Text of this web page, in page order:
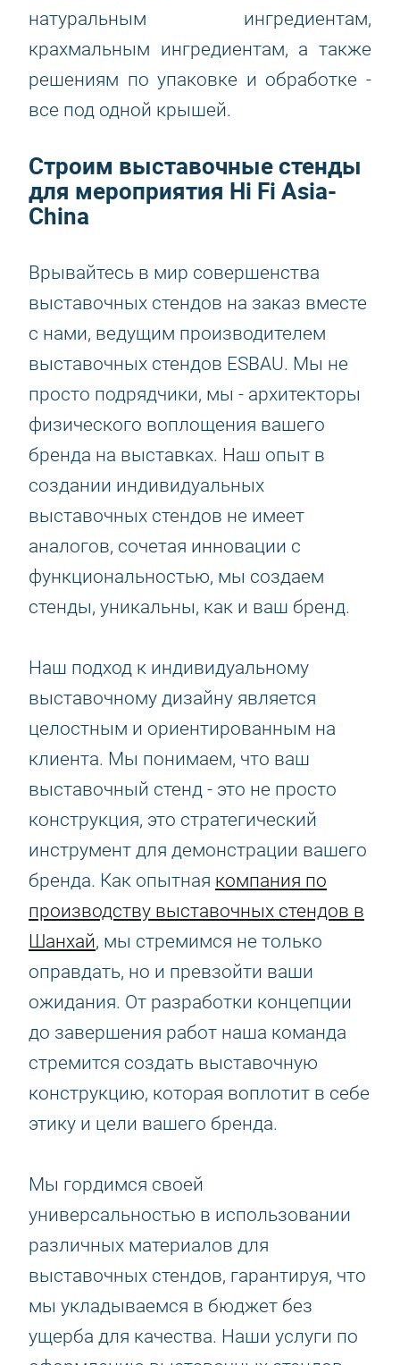
натуральным ингредиентам,
крахмальным ингредиентам, а также
решениям по упаковке и обработке -
все под одной крышей.
Строим выставочные стенды
для мероприятия Hi Fi Asia-
China
Врывайтесь в мир совершенства
выставочных стендов на заказ вместе
с нами, ведущим производителем
выставочных стендов ESBAU. Мы не
просто подрядчики, мы - архитекторы
физического воплощения вашего
бренда на выставках. Наш опыт в
создании индивидуальных
выставочных стендов не имеет
аналогов, сочетая инновации с
функциональностью, мы создаем
стенды, уникальны, как и ваш бренд.
Наш подход к индивидуальному
выставочному дизайну является
целостным и ориентированным на
клиента. Мы понимаем, что ваш
выставочный стенд - это не просто
конструкция, это стратегический
инструмент для демонстрации вашего
бренда. Как опытная компания по
производству выставочных стендов в
Шанхай, мы стремимся не только
оправдать, но и превзойти ваши
ожидания. От разработки концепции
до завершения работ наша команда
стремится создать выставочную
конструкцию, которая воплотит в себе
этику и цели вашего бренда.
Мы гордимся своей
универсальностью в использовании
различных материалов для
выставочных стендов, гарантируя, что
мы укладываемся в бюджет без
ущерба для качества. Наши услуги по